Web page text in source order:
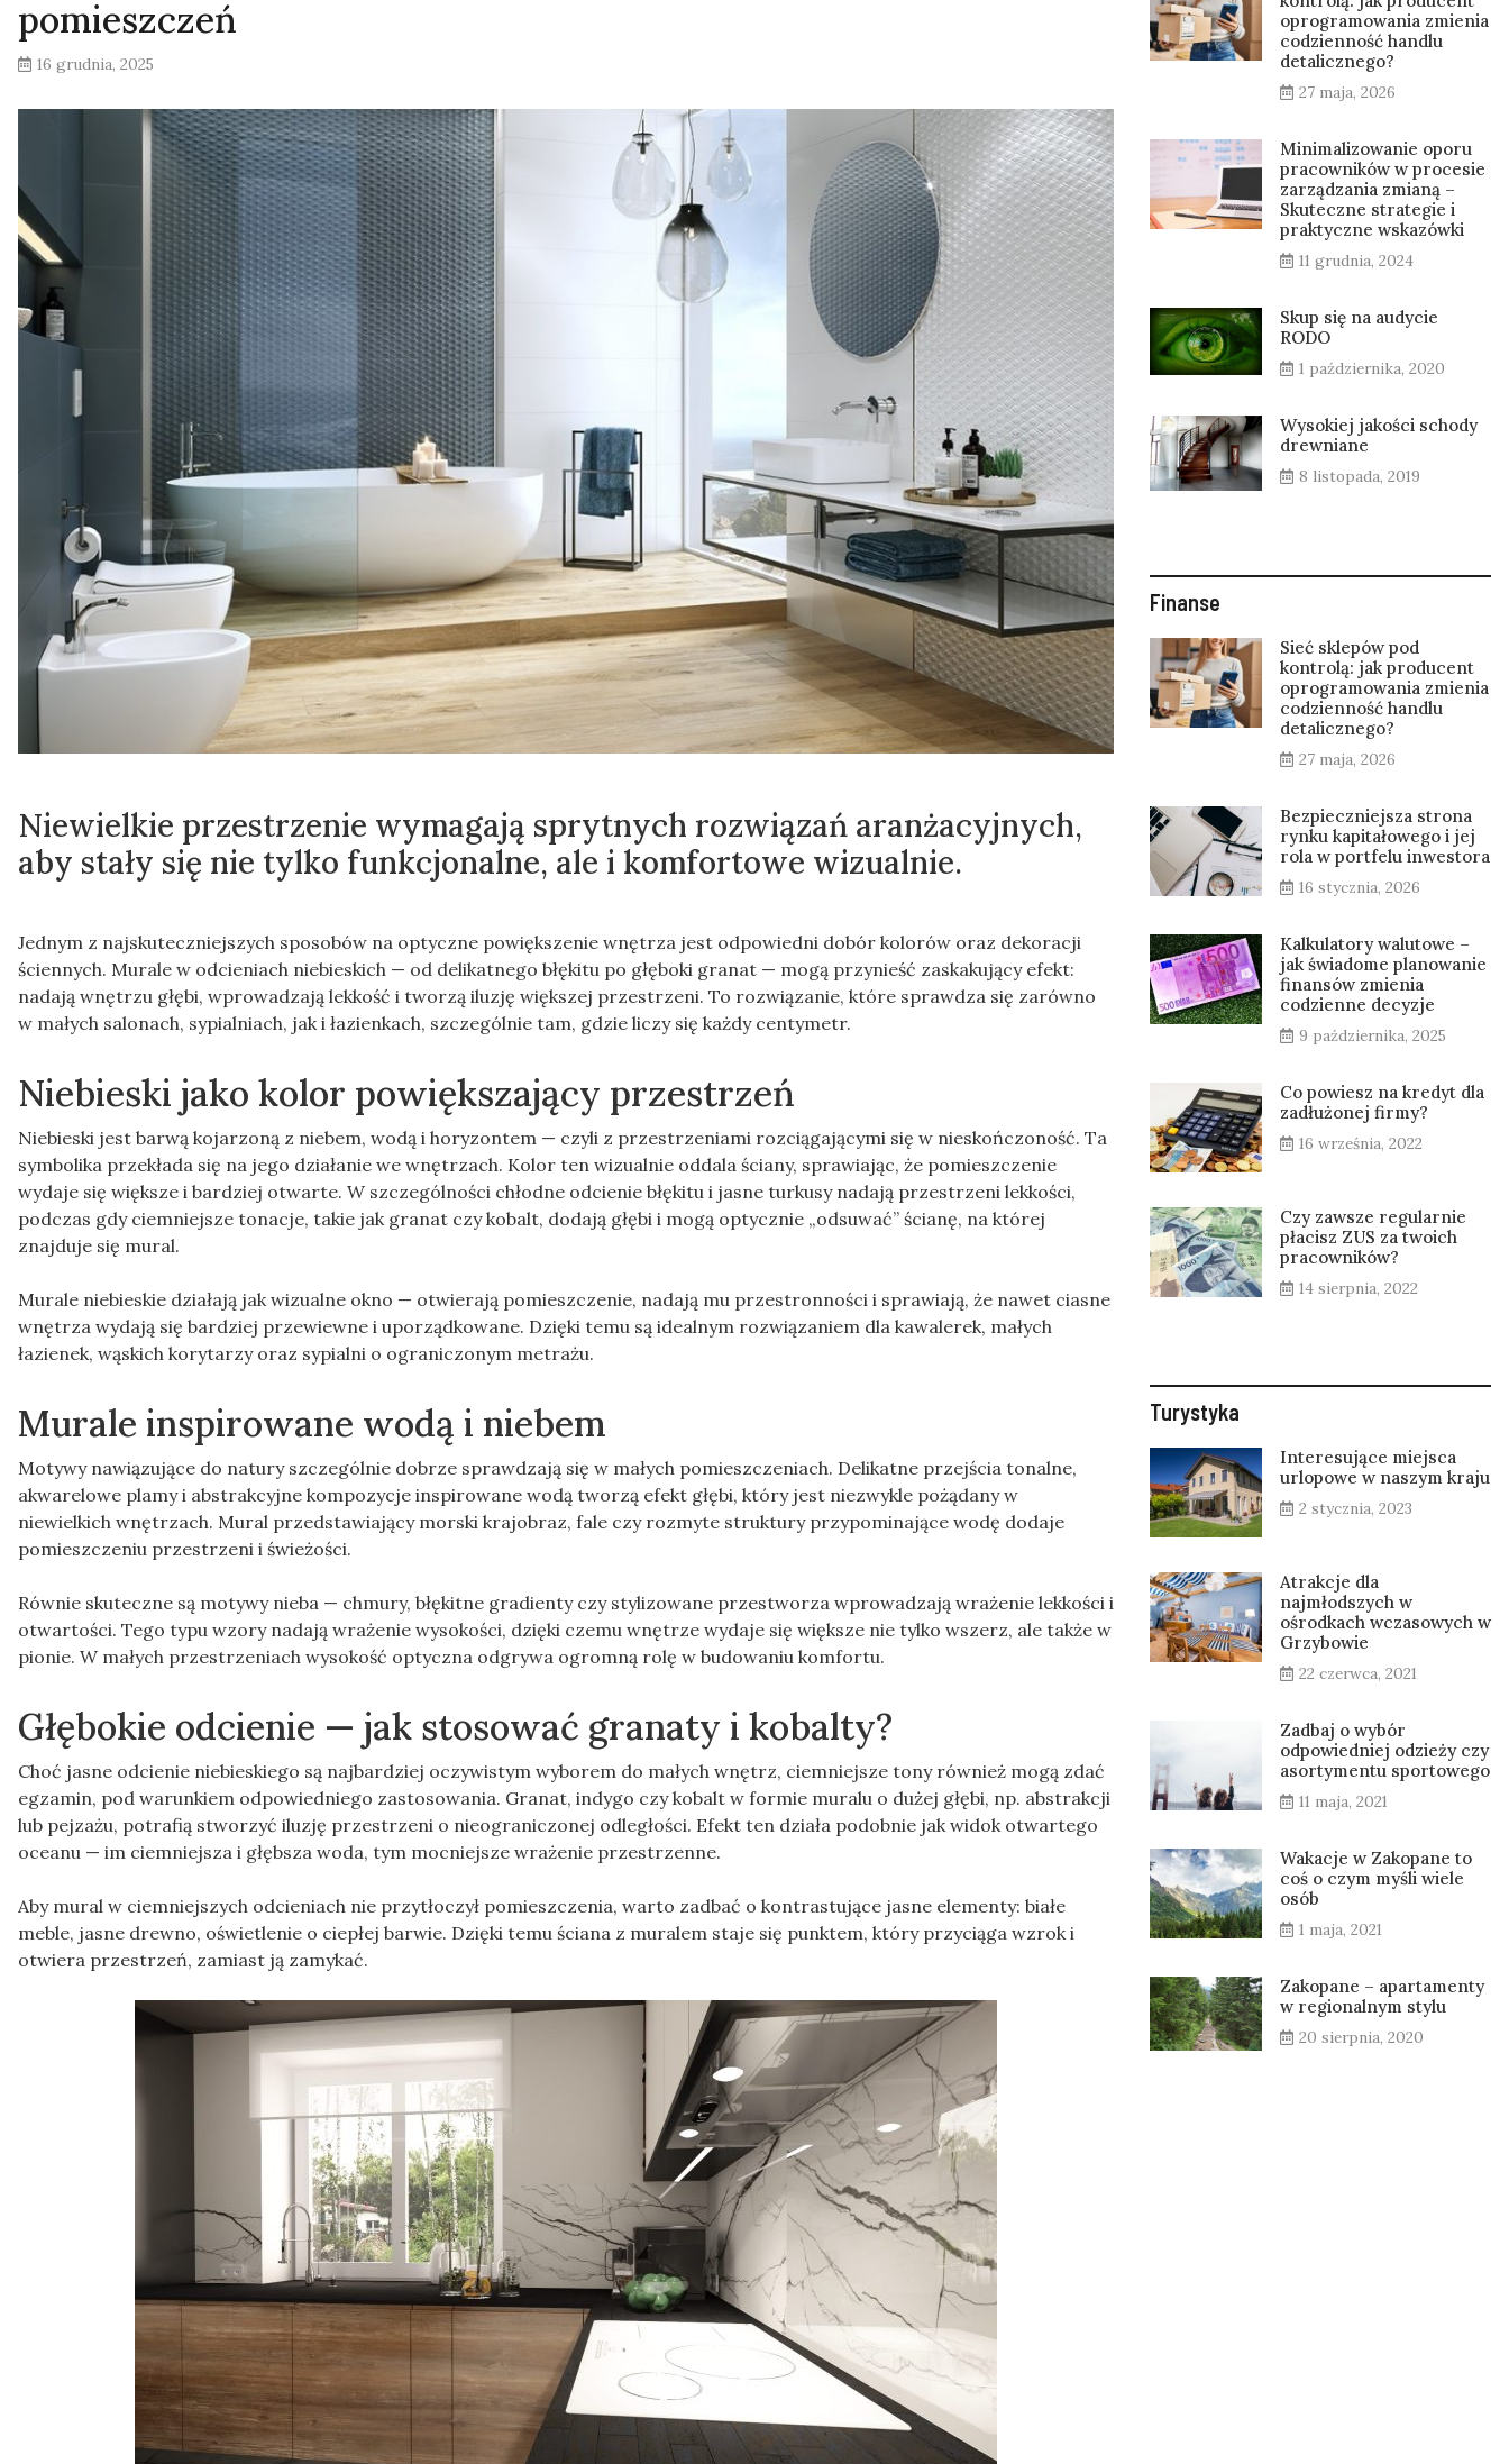
pomieszczeń
16 grudnia, 2025
Niewielkie przestrzenie wymagają sprytnych rozwiązań aranżacyjnych,
aby stały się nie tylko funkcjonalne, ale i komfortowe wizualnie.
Jednym z najskuteczniejszych sposobów na optyczne powiększenie wnętrza jest odpowiedni dobór kolorów oraz dekoracji
ściennych. Murale w odcieniach niebieskich — od delikatnego błękitu po głęboki granat — mogą przynieść zaskakujący efekt:
nadają wnętrzu głębi, wprowadzają lekkość i tworzą iluzję większej przestrzeni. To rozwiązanie, które sprawdza się zarówno
w małych salonach, sypialniach, jak i łazienkach, szczególnie tam, gdzie liczy się każdy centymetr.
Niebieski jako kolor powiększający przestrzeń
Niebieski jest barwą kojarzoną z niebem, wodą i horyzontem — czyli z przestrzeniami rozciągającymi się w nieskończoność. Ta
symbolika przekłada się na jego działanie we wnętrzach. Kolor ten wizualnie oddala ściany, sprawiając, że pomieszczenie
wydaje się większe i bardziej otwarte. W szczególności chłodne odcienie błękitu i jasne turkusy nadają przestrzeni lekkości,
podczas gdy ciemniejsze tonacje, takie jak granat czy kobalt, dodają głębi i mogą optycznie „odsuwać” ścianę, na której
znajduje się mural.
Murale niebieskie działają jak wizualne okno — otwierają pomieszczenie, nadają mu przestronności i sprawiają, że nawet ciasne
wnętrza wydają się bardziej przewiewne i uporządkowane. Dzięki temu są idealnym rozwiązaniem dla kawalerek, małych
łazienek, wąskich korytarzy oraz sypialni o ograniczonym metrażu.
Murale inspirowane wodą i niebem
Motywy nawiązujące do natury szczególnie dobrze sprawdzają się w małych pomieszczeniach. Delikatne przejścia tonalne,
akwarelowe plamy i abstrakcyjne kompozycje inspirowane wodą tworzą efekt głębi, który jest niezwykle pożądany w
niewielkich wnętrzach. Mural przedstawiający morski krajobraz, fale czy rozmyte struktury przypominające wodę dodaje
pomieszczeniu przestrzeni i świeżości.
Równie skuteczne są motywy nieba — chmury, błękitne gradienty czy stylizowane przestworza wprowadzają wrażenie lekkości i
otwartości. Tego typu wzory nadają wrażenie wysokości, dzięki czemu wnętrze wydaje się większe nie tylko wszerz, ale także w
pionie. W małych przestrzeniach wysokość optyczna odgrywa ogromną rolę w budowaniu komfortu.
Głębokie odcienie — jak stosować granaty i kobalty?
Choć jasne odcienie niebieskiego są najbardziej oczywistym wyborem do małych wnętrz, ciemniejsze tony również mogą zdać
egzamin, pod warunkiem odpowiedniego zastosowania. Granat, indygo czy kobalt w formie muralu o dużej głębi, np. abstrakcji
lub pejzażu, potrafią stworzyć iluzję przestrzeni o nieograniczonej odległości. Efekt ten działa podobnie jak widok otwartego
oceanu — im ciemniejsza i głębsza woda, tym mocniejsze wrażenie przestrzenne.
Aby mural w ciemniejszych odcieniach nie przytłoczył pomieszczenia, warto zadbać o kontrastujące jasne elementy: białe
meble, jasne drewno, oświetlenie o ciepłej barwie. Dzięki temu ściana z muralem staje się punktem, który przyciąga wzrok i
otwiera przestrzeń, zamiast ją zamykać.
oprogramowania zmienia
codzienność handlu
detalicznego?
27 maja, 2026
Minimalizowanie oporu
pracowników w procesie
zarządzania zmianą –
Skuteczne strategie i
praktyczne wskazówki
11 grudnia, 2024
Skup się na audycie
RODO
1 października, 2020
Wysokiej jakości schody
drewniane
8 listopada, 2019
Finanse
Sieć sklepów pod
kontrolą: jak producent
oprogramowania zmienia
codzienność handlu
detalicznego?
27 maja, 2026
Bezpieczniejsza strona
rynku kapitałowego i jej
rola w portfelu inwestora
16 stycznia, 2026
Kalkulatory walutowe –
jak świadome planowanie
finansów zmienia
codzienne decyzje
9 października, 2025
Co powiesz na kredyt dla
zadłużonej firmy?
16 września, 2022
Czy zawsze regularnie
płacisz ZUS za twoich
pracowników?
14 sierpnia, 2022
Turystyka
Interesujące miejsca
urlopowe w naszym kraju
2 stycznia, 2023
Atrakcje dla
najmłodszych w
ośrodkach wczasowych w
Grzybowie
22 czerwca, 2021
Zadbaj o wybór
odpowiedniej odzieży czy
asortymentu sportowego
11 maja, 2021
Wakacje w Zakopane to
coś o czym myśli wiele
osób
1 maja, 2021
Zakopane – apartamenty
w regionalnym stylu
20 sierpnia, 2020